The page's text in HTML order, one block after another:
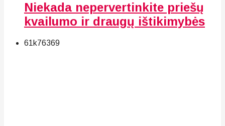
Niekada nepervertinkite priešų
kvailumo ir draugų ištikimybės
61k76369